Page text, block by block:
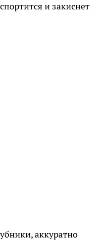
и закиснет
аккуратно